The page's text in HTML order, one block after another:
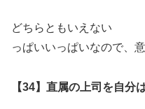
どちらともいえな
っぱいいっぱいなので、
【34】直属の上司を自分